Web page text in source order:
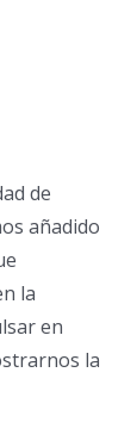
de
añadido
la
en
la